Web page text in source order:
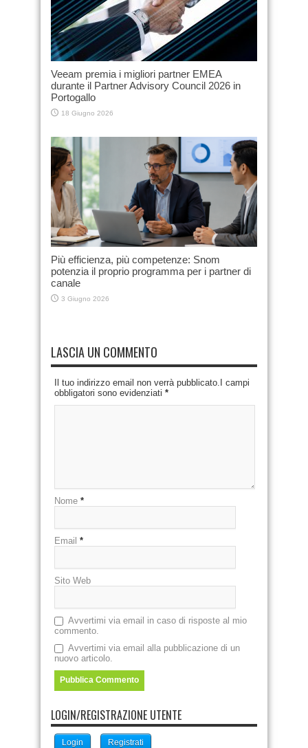
Veeam premia i migliori partner EMEA
durante il Partner Advisory Council 2026 in
Portogallo
18 Giugno 2026
Più efficienza, più competenze: Snom
potenzia il proprio programma per i partner di
canale
3 Giugno 2026
LASCIA UN COMMENTO
Il tuo indirizzo email non verrà pubblicato.I campi
obbligatori sono evidenziati *
Nome *
Email *
Sito Web
Avvertimi via email in caso di risposte al mio
commento.
Avvertimi via email alla pubblicazione di un
nuovo articolo.
LOGIN/REGISTRAZIONE UTENTE
Login Registrati